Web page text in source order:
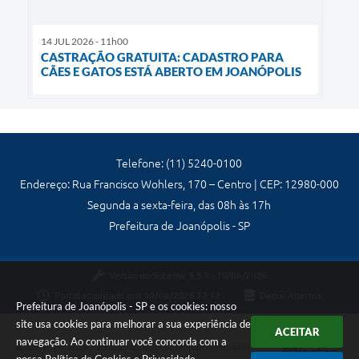
Prefeitura de Joanópolis - SP e os cookies: nosso
site usa cookies para melhorar a sua experiência de
navegação. Ao continuar você concorda com a
ACEITAR
14 JUL 2026 - 11h00
CASTRAÇÃO GRATUITA: CADASTRO PARA
CÃES E GATOS ESTÁ ABERTO EM JOANÓPOLIS
Telefone: (11) 5240-0100
Endereço: Rua Francisco Wohlers, 170 – Centro | CEP: 12980-000
Segunda a sexta-feira, das 08h às 17h
Prefeitura de Joanópolis - SP
Copyright Instar - 2006-2026. Todos os direitos reservados -